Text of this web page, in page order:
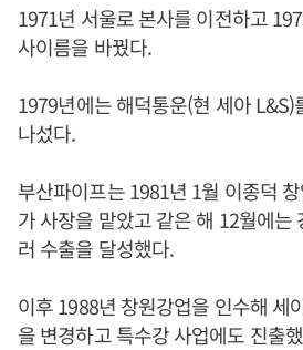
1971년 서울로 본사를 이전하고
사이름을 바꿨다.
1979년에는 해덕통운(현 세아 L&S)
나섰다.
부산파이프는 1981년 1월 이종덕
가 사장을 맡았고 같은 해 12월에는
러 수출을 달성했다.
이후 1988년 창원강업을 인수해 세
을 변경하고 특수강 사업에도 진출